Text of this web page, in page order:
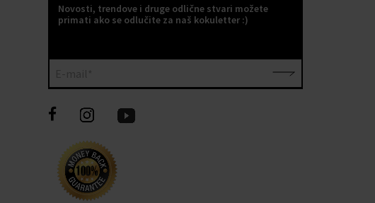
Novosti, trendove i druge odlične stvari možete
primati ako se odlučite za naš kokuletter :)